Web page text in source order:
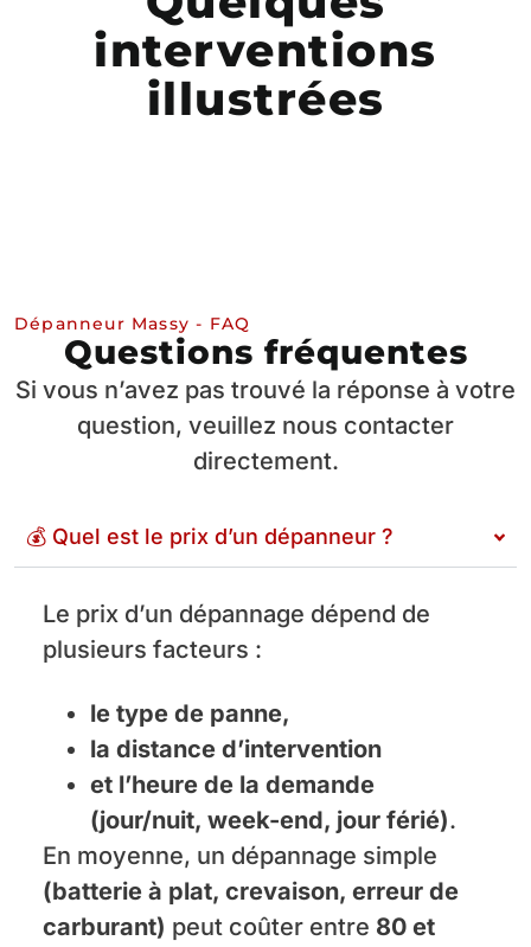
interventions
illustrées
Dépanneur Massy - FAQ
Questions fréquentes
Si vous n’avez pas trouvé la réponse à votre
question, veuillez nous contacter
directement.
💰 Quel est le prix d’un dépanneur ?
Le prix d’un dépannage dépend de
plusieurs facteurs :
le type de panne,
la distance d’intervention
et l’heure de la demande
(jour/nuit, week-end, jour férié).
En moyenne, un dépannage simple
(batterie à plat, crevaison, erreur de
carburant) peut coûter entre 80 et